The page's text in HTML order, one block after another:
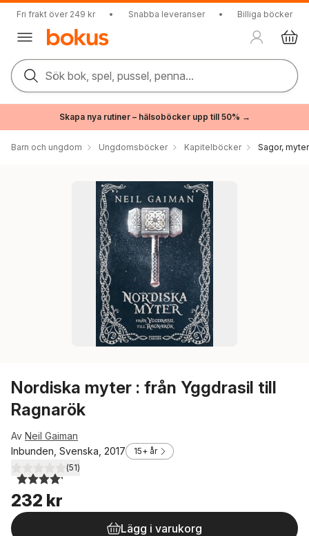
Fri frakt över 249 kr • Snabba leveranser • Billiga böcker
Sök bok, spel, pussel, penna...
Skapa nya rutiner – hälsoböcker upp till 50% →
Barn och ungdom Ungdomsböcker Kapitelböcker Sagor,
Nordiska myter : från Yggdrasil till
Ragnarök
Av Neil Gaiman
Inbunden, Svenska, 2017
15+ år
4,2utav 5 stjärnor. Totalt antal röster:
(51)
232 kr
Lägg i varukorg